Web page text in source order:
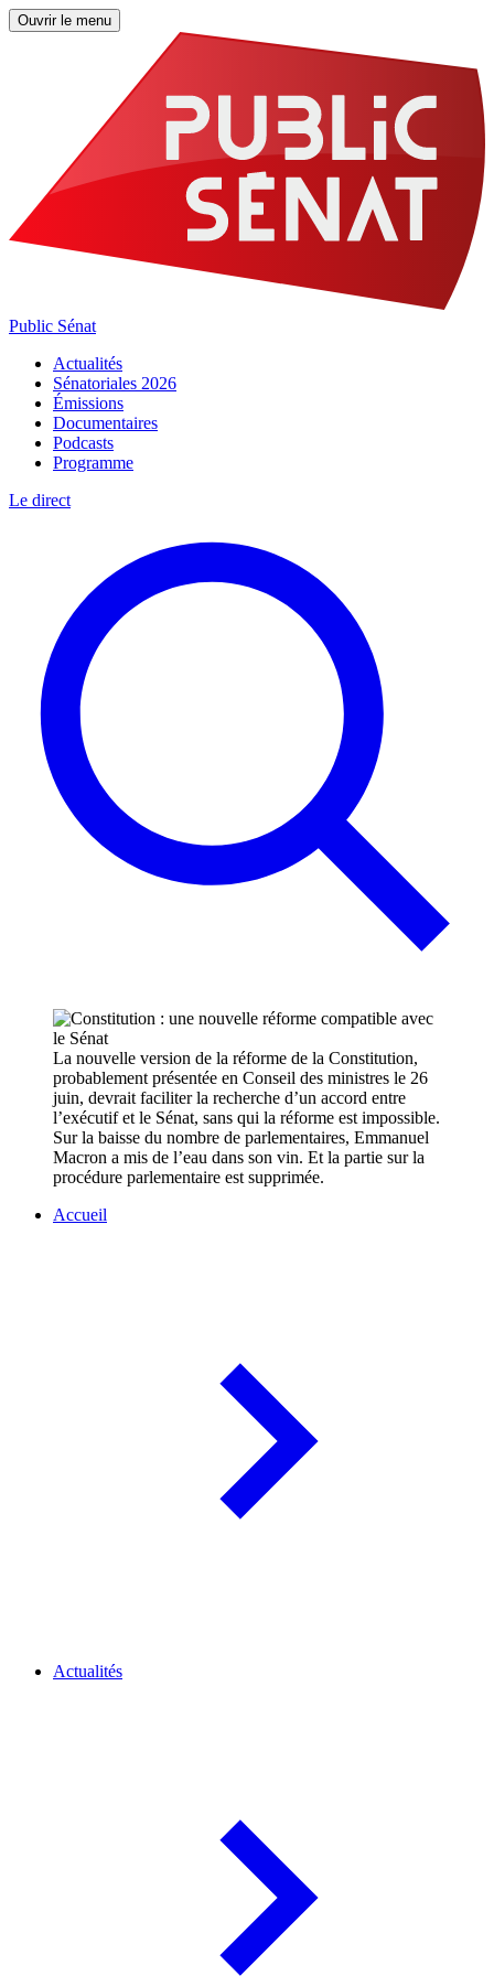
Ouvrir le menu
Public Sénat
Actualités
Sénatoriales 2026
Émissions
Documentaires
Podcasts
Programme
Le direct
La nouvelle version de la réforme de la Constitution,
probablement présentée en Conseil des ministres le 26
juin, devrait faciliter la recherche d’un accord entre
l’exécutif et le Sénat, sans qui la réforme est impossible.
Sur la baisse du nombre de parlementaires, Emmanuel
Macron a mis de l’eau dans son vin. Et la partie sur la
procédure parlementaire est supprimée.
Accueil
Actualités